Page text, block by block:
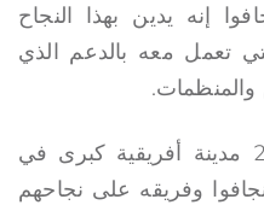
إنه يدين بهذا النجاح
تعمل معه بالدعم الذي
والمنظمات.
بهدف إطلاق عمليات في 25 مدينة أفريقية كبرى في
نجافوا وفريقه على نجاحهم